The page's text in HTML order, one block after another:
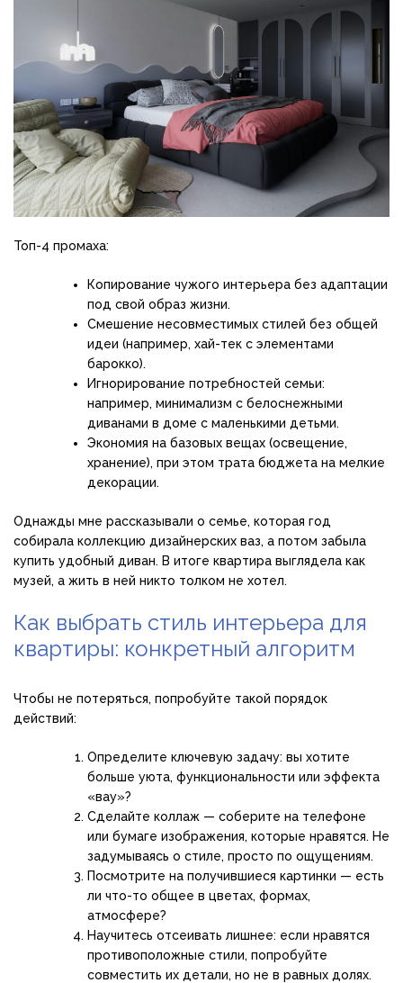
Топ-4 промаха:
Копирование чужого интерьера без адаптации
под свой образ жизни.
Смешение несовместимых стилей без общей
идеи (например, хай-тек с элементами
барокко).
Игнорирование потребностей семьи:
например, минимализм с белоснежными
диванами в доме с маленькими детьми.
Экономия на базовых вещах (освещение,
хранение), при этом трата бюджета на мелкие
декорации.
Однажды мне рассказывали о семье, которая год
собирала коллекцию дизайнерских ваз, а потом забыла
купить удобный диван. В итоге квартира выглядела как
музей, а жить в ней никто толком не хотел.
Как выбрать стиль интерьера для
квартиры: конкретный алгоритм
Чтобы не потеряться, попробуйте такой порядок
действий:
Определите ключевую задачу: вы хотите
больше уюта, функциональности или эффекта
«вау»?
Сделайте коллаж — соберите на телефоне
или бумаге изображения, которые нравятся. Не
задумываясь о стиле, просто по ощущениям.
Посмотрите на получившиеся картинки — есть
ли что-то общее в цветах, формах,
атмосфере?
Научитесь отсеивать лишнее: если нравятся
противоположные стили, попробуйте
совместить их детали, но не в равных долях.